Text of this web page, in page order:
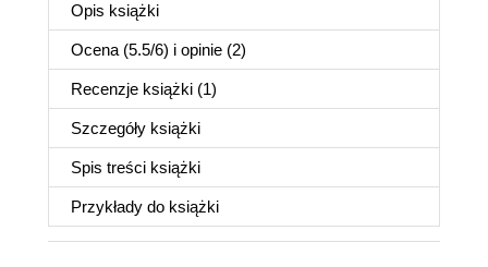
Opis książki
Ocena (5.5/6) i opinie (2)
Recenzje książki (1)
Szczegóły książki
Spis treści książki
Przykłady do książki